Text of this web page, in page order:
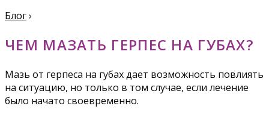
Блог›
ЧЕМ МАЗАТЬ ГЕРПЕС НА ГУБАХ?
Мазь от герпеса на губах дает возможность повлиять
на ситуацию, но только в том случае, если лечение
было начато своевременно.